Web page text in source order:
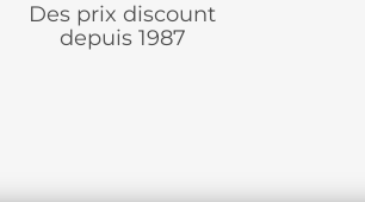
Des prix discount
depuis 1987